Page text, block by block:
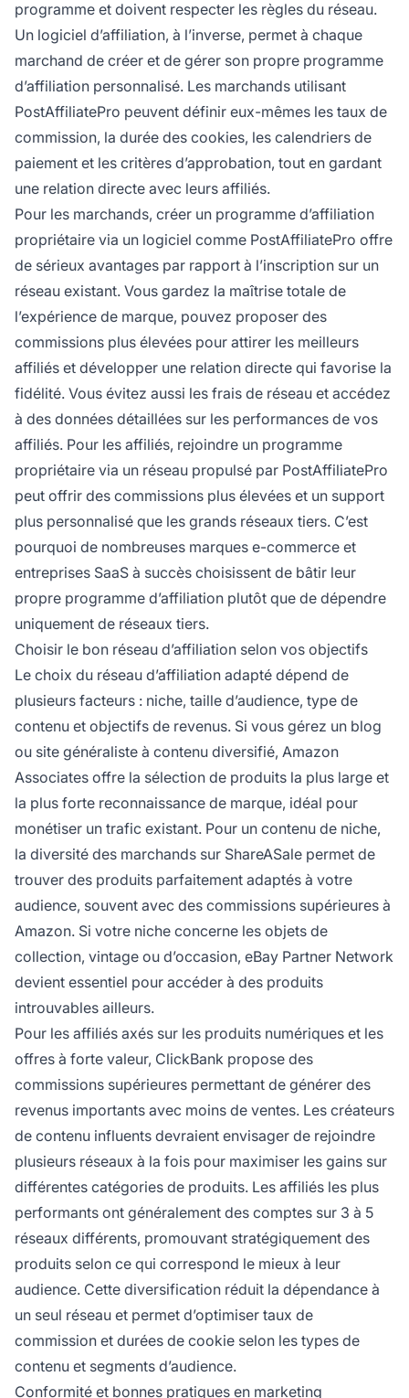
programme et doivent respecter les règles du réseau.
Un logiciel d’affiliation, à l’inverse, permet à chaque
marchand de créer et de gérer son propre programme
d’affiliation personnalisé. Les marchands utilisant
PostAffiliatePro peuvent définir eux-mêmes les taux de
commission, la durée des cookies, les calendriers de
paiement et les critères d’approbation, tout en gardant
une relation directe avec leurs affiliés.
Pour les marchands, créer un programme d’affiliation
propriétaire via un logiciel comme PostAffiliatePro offre
de sérieux avantages par rapport à l’inscription sur un
réseau existant. Vous gardez la maîtrise totale de
l’expérience de marque, pouvez proposer des
commissions plus élevées pour attirer les meilleurs
affiliés et développer une relation directe qui favorise la
fidélité. Vous évitez aussi les frais de réseau et accédez
à des données détaillées sur les performances de vos
affiliés. Pour les affiliés, rejoindre un programme
propriétaire via un réseau propulsé par PostAffiliatePro
peut offrir des commissions plus élevées et un support
plus personnalisé que les grands réseaux tiers. C’est
pourquoi de nombreuses marques e-commerce et
entreprises SaaS à succès choisissent de bâtir leur
propre programme d’affiliation plutôt que de dépendre
uniquement de réseaux tiers.
Choisir le bon réseau d’affiliation selon vos objectifs
Le choix du réseau d’affiliation adapté dépend de
plusieurs facteurs : niche, taille d’audience, type de
contenu et objectifs de revenus. Si vous gérez un blog
ou site généraliste à contenu diversifié, Amazon
Associates offre la sélection de produits la plus large et
la plus forte reconnaissance de marque, idéal pour
monétiser un trafic existant. Pour un contenu de niche,
la diversité des marchands sur ShareASale permet de
trouver des produits parfaitement adaptés à votre
audience, souvent avec des commissions supérieures à
Amazon. Si votre niche concerne les objets de
collection, vintage ou d’occasion, eBay Partner Network
devient essentiel pour accéder à des produits
introuvables ailleurs.
Pour les affiliés axés sur les produits numériques et les
offres à forte valeur, ClickBank propose des
commissions supérieures permettant de générer des
revenus importants avec moins de ventes. Les créateurs
de contenu influents devraient envisager de rejoindre
plusieurs réseaux à la fois pour maximiser les gains sur
différentes catégories de produits. Les affiliés les plus
performants ont généralement des comptes sur 3 à 5
réseaux différents, promouvant stratégiquement des
produits selon ce qui correspond le mieux à leur
audience. Cette diversification réduit la dépendance à
un seul réseau et permet d’optimiser taux de
commission et durées de cookie selon les types de
contenu et segments d’audience.
Conformité et bonnes pratiques en marketing